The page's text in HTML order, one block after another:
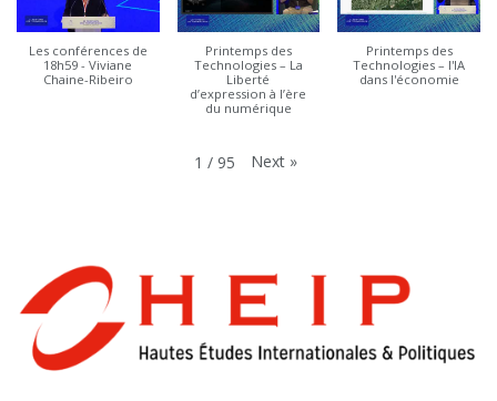
Les conférences de
18h59 - Viviane
Chaine-Ribeiro
Printemps des
Technologies – La
Liberté
d’expression à l’ère
du numérique
Printemps des
Technologies – l'IA
dans l'économie
1 / 95 Next »